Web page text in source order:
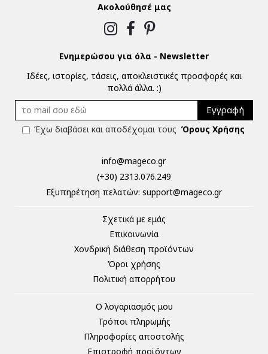
Ακολούθησέ μας
Ενημερώσου για όλα - Newsletter
Ιδέες, ιστορίες, τάσεις, αποκλειστικές προσφορές και
πολλά άλλα. :)
Εγγραφή
Έχω διαβάσει και αποδέχομαι τους Όρους Χρήσης
info@mageco.gr
(+30) 2313.076.249
Eξυπηρέτηση πελατών: support@mageco.gr
Σχετικά με εμάς
Επικοινωνία
Χονδρική διάθεση προϊόντων
Όροι χρήσης
Πολιτική απορρήτου
Ο λογαριασμός μου
Τρόποι πληρωμής
Πληροφορίες αποστολής
Επιστροφή προϊόντων